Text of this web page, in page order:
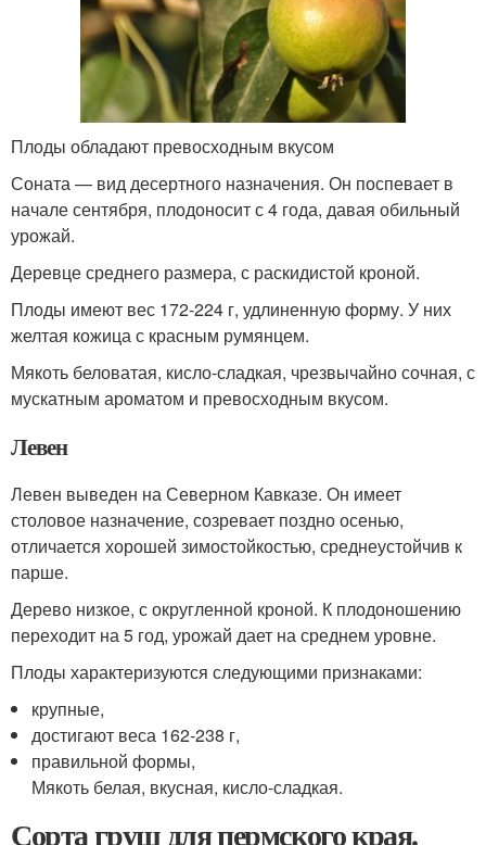
Плоды обладают превосходным вкусом
Соната — вид десертного назначения. Он поспевает в
начале сентября, плодоносит с 4 года, давая обильный
урожай.
Деревце среднего размера, с раскидистой кроной.
Плоды имеют вес 172-224 г, удлиненную форму. У них
желтая кожица с красным румянцем.
Мякоть беловатая, кисло-сладкая, чрезвычайно сочная, с
мускатным ароматом и превосходным вкусом.
Левен
Левен выведен на Северном Кавказе. Он имеет
столовое назначение, созревает поздно осенью,
отличается хорошей зимостойкостью, среднеустойчив к
парше.
Дерево низкое, с округленной кроной. К плодоношению
переходит на 5 год, урожай дает на среднем уровне.
Плоды характеризуются следующими признаками:
крупные,
достигают веса 162-238 г,
правильной формы,
Мякоть белая, вкусная, кисло-сладкая.
Сорта груш для пермского края.